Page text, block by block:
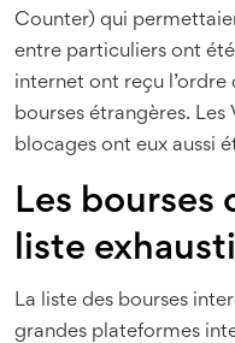
Counter) qui
entre particuliers ont été
internet ont reçu l’ordre
bourses étrangères.
blocages ont eux aussi
Les bourses
liste
La liste des bourses
grandes plateformes